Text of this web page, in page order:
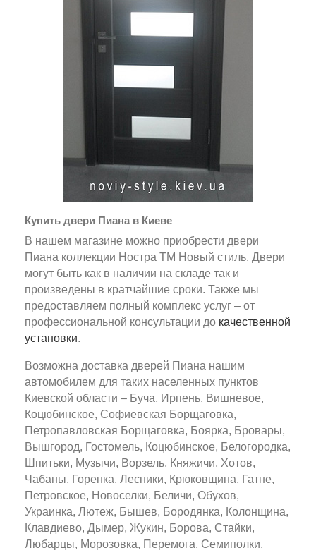
Купить двери Пиана в Киеве
В нашем магазине можно приобрести двери
Пиана коллекции Ностра ТМ Новый стиль. Двери
могут быть как в наличии на складе так и
произведены в кратчайшие сроки. Также мы
предоставляем полный комплекс услуг – от
профессиональной консультации до качественной
установки.
Возможна доставка дверей Пиана нашим
автомобилем для таких населенных пунктов
Киевской области – Буча, Ирпень, Вишневое,
Коцюбинское, Софиевская Борщаговка,
Петропавловская Борщаговка, Боярка, Бровары,
Вышгород, Гостомель, Коцюбинское, Белогородка,
Шпитьки, Музычи, Ворзель, Княжичи, Хотов,
Чабаны, Горенка, Лесники, Крюковщина, Гатне,
Петровское, Новоселки, Беличи, Обухов,
Украинка, Лютеж, Бышев, Бородянка, Колонщина,
Клавдиево, Дымер, Жукин, Борова, Стайки,
Любарцы, Морозовка, Перемога, Семиполки,